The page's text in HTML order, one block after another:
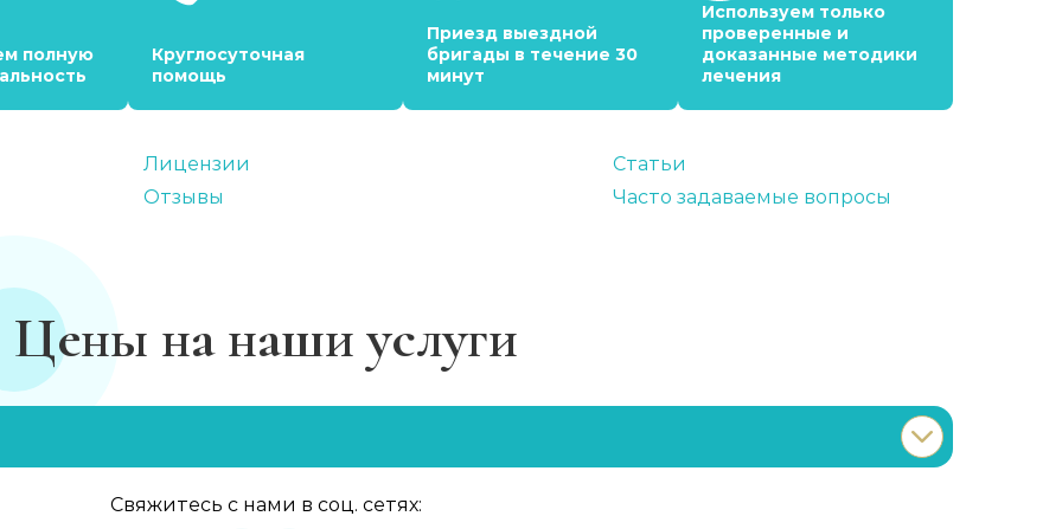
полную
Круглосуточная
помощь
Приезд выездной
бригады в течение 30
минут
Используем только
проверенные и
доказанные методики
лечения
Лицензии
Отзывы
Статьи
Часто задаваемые вопросы
Цены на наши услуги
Свяжитесь с нами в соц. сетях: